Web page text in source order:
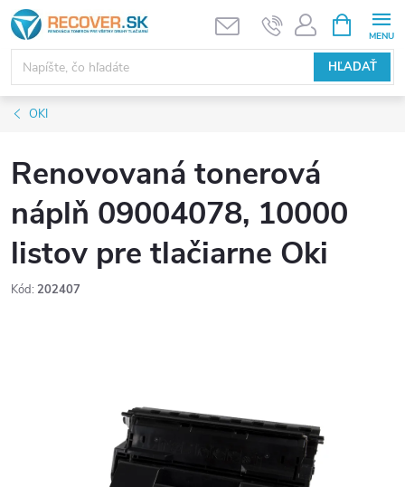
Prejsť
na
obsah
HĽADAŤ
KOŠÍK
OKI
Renovovaná tonerová
náplň 09004078, 10000
listov pre tlačiarne Oki
Kód: 202407